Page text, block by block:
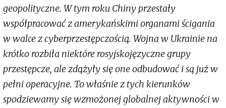
geopolityczne. W tym roku Chiny przestały
współpracować z amerykańskimi organami ścigania
w walce z cyberprzestępczością. Wojna w Ukrainie na
krótko rozbiła niektóre rosyjskojęzyczne grupy
przestępcze, ale zdążyły się one odbudować i są już w
pełni operacyjne. To właśnie z tych kierunków
spodziewamy się wzmożonej globalnej aktywności w